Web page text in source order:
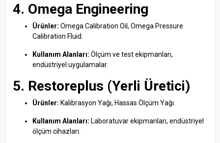
4. Omega Engineering
Ürünler: Omega Calibration Oil, Omega Pressure
Calibration Fluid.
Kullanım Alanları: Ölçüm ve test ekipmanları,
endüstriyel uygulamalar.
5. Restoreplus (Yerli Üretici)
Ürünler: Kalibrasyon Yağı, Hassas Ölçüm Yağı.
Kullanım Alanları: Laboratuvar ekipmanları, endüstriyel
ölçüm cihazları.